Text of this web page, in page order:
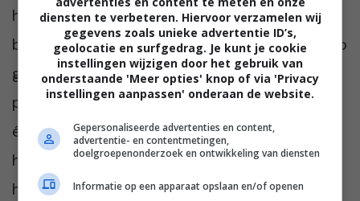
huid. En de jonge huid heeft weer andere
behoeften dan de oudere huid. Wil je sowieso
goed zitten? Kies dan voor een alles-in-een
product, zoals het nachtcrème en masker in
één van Mineral Skin Cosmetics. Deze
hydrateert, regenereert en revitaliseert de
huid en bevat heel veel actieve ingrediënten.
diensten te verbeteren. Hiervoor verzamelen wij
gegevens zoals unieke advertentie ID’s,
geolocatie en surfgedrag. Je kunt je cookie
instellingen wijzigen door het gebruik van
onderstaande 'Meer opties' knop of via 'Privacy
instellingen aanpassen' onderaan de website.
Gepersonaliseerde advertenties en content,
advertentie- en contentmetingen,
doelgroepenonderzoek en ontwikkeling van diensten
Informatie op een apparaat opslaan en/of openen